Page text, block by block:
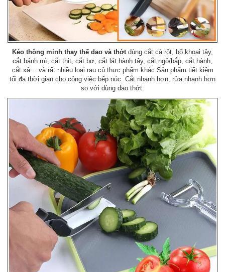
Kéo thông minh thay thế dao và thớt dùng cắt cà rốt, bổ khoai tây,
cắt bánh mì, cắt thịt, cắt bơ, cắt lát hành tây, cắt ngô/bắp, cắt hành,
cắt xả… và rất nhiều loại rau củ thực phẩm khác.Sản phẩm tiết kiệm
tối đa thời gian cho công việc bếp núc. Cắt nhanh hơn, rửa nhanh hơn
so với dùng dao thớt.